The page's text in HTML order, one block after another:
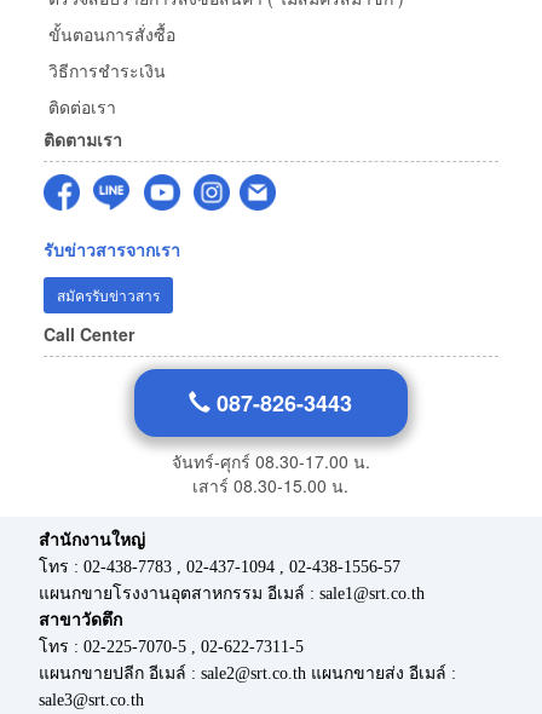
ขั้นตอนการสั่งซื้อ
วิธีการชำระเงิน
ติดต่อเรา
ติดตามเรา
รับข่าวสารจากเรา
สมัครรับข่าวสาร
Call Center
087-826-3443
จันทร์-ศุกร์ 08.30-17.00 น.
เสาร์ 08.30-15.00 น.
สำนักงานใหญ่
โทร : 02-438-7783 , 02-437-1094 , 02-438-1556-57
แผนกขายโรงงานอุตสาหกรรม อีเมล์ : sale1@srt.co.th
สาขาวัดตึก
โทร : 02-225-7070-5 , 02-622-7311-5
แผนกขายปลีก อีเมล์ : sale2@srt.co.th แผนกขายส่ง อีเมล์ :
sale3@srt.co.th